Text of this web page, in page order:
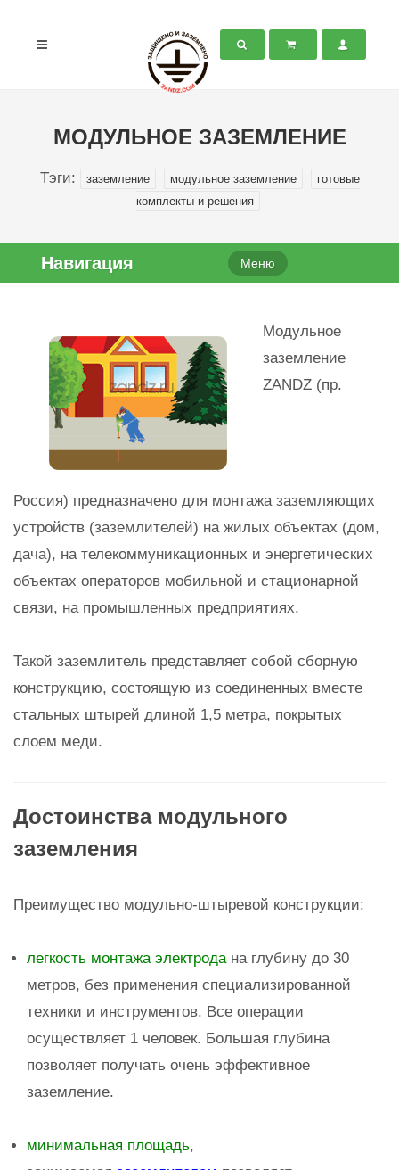
МОДУЛЬНОЕ ЗАЗЕМЛЕНИЕ
Тэги: заземление модульное заземление
готовые
комплекты и решения
Навигация Меню
Модульное
заземление
ZANDZ (пр.
Россия) предназначено для монтажа заземляющих
устройств (заземлителей) на жилых объектах (дом,
дача), на телекоммуникационных и энергетических
объектах операторов мобильной и стационарной
связи, на промышленных предприятиях.
Такой заземлитель представляет собой сборную
конструкцию, состоящую из соединенных вместе
стальных штырей длиной 1,5 метра, покрытых
слоем меди.
Достоинства модульного
заземления
Преимущество модульно-штыревой конструкции:
легкость монтажа электродана глубину до 30
метров, без применения специализированной
техники и инструментов. Все операции
осуществляет 1 человек. Большая глубина
позволяет получать очень эффективное
заземление.
минимальная площадь,